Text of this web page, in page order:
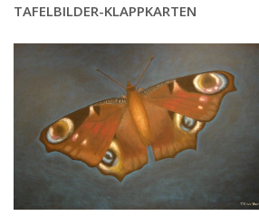
TAFELBILDER-KLAPPKARTEN